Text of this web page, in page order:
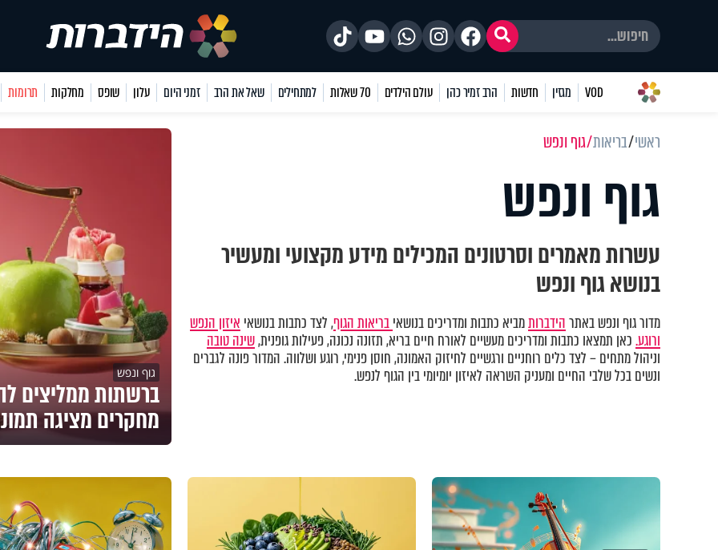
VOD מגזין חדשות הרב זמיר כהן עולם הילדים 70 שאלות למתחילים שאל את הרב זמני היום עלון שופס מחלקות תרומות
ראשי בריאות גוף ונפש
גוף ונפש
עשרות מאמרים וסרטונים המכילים מידע מקצועי ומעשיר
בנושא גוף ונפש
מדור גוף ונפש באתרהידברותמביא כתבות ומדריכים בנושאיבריאות הגוף, לצד כתבות בנושאי איזון הנפש
ורוגע.כאן תמצאו כתבות ומדריכים מעשיים לאורח חיים בריא, תזונה נכונה, פעילות גופנית,שינה טובה
וניהול מתחים – לצד כלים רוחניים ורגשיים לחיזוק האמונה, חוסן פנימי, רוגע ושלווה. המדור פונה לגברים
ונשים בכל שלבי החיים ומעניק השראה לאיזון יומיומי בין הגוף לנפש.
גוף ונפש
מחקרים מציגה